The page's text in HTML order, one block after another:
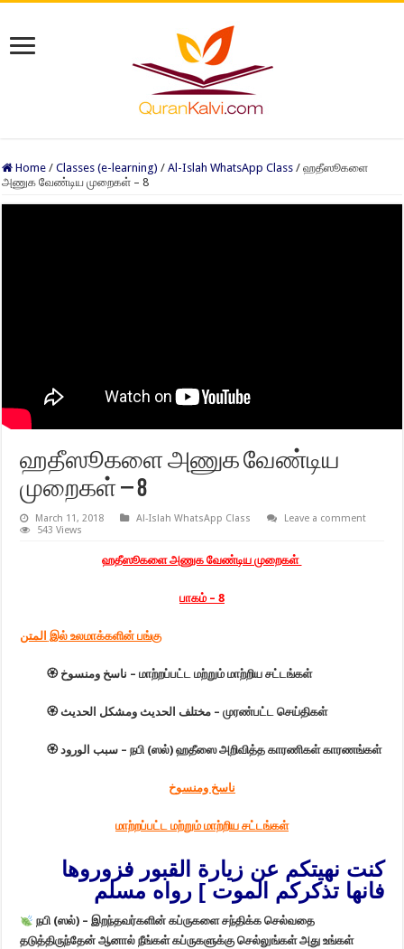
Home / Classes (e-learning) / Al-Islah WhatsApp Class / ஹதீஸூகளை
அணுக வேண்டிய முறைகள் – 8
ஹதீஸூகளை அணுக வேண்டிய
முறைகள் – 8
March 11, 2018 Al-Islah WhatsApp Class
Leave a comment
543 Views
ஹதீஸூகளை அணுக வேண்டிய முறைகள்
பாகம் – 8
المتن இல் உலமாக்களின் பங்கு
🏵 ناسخ ومنسوخ – மாற்றப்பட்ட மற்றும் மாற்றிய சட்டங்கள்
🏵 مختلف الحديث ومشكل الحديث – முரண்பட்ட செய்திகள்
🏵 سبب الورود – நபி (ஸல்) ஹதீஸை அறிவித்த காரணிகள் காரணங்கள்
ناسخ ومنسوخ
மாற்றப்பட்ட மற்றும் மாற்றிய சட்டங்கள்
كنت نهيتكم عن زيارة القبور فزوروها
فانها تذكركم الموت ] رواه مسلم
நபி (ஸல்) – இறந்தவர்களின் கப்ருகளை சந்திக்க செல்வதை
தடுத்திருந்தேன் ஆனால் நீங்கள் கப்ருகளுக்கு செல்லுங்கள் அது உங்கள்